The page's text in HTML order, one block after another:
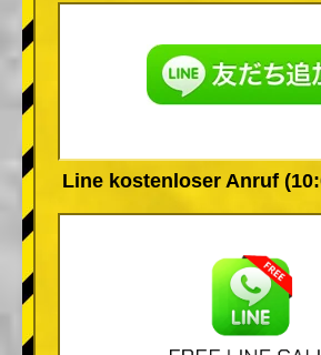
Line kostenloser Anruf